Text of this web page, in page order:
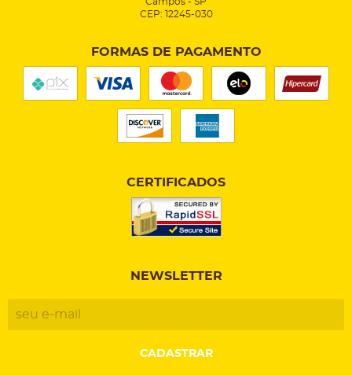
CEP: 12245-030
FORMAS DE PAGAMENTO
CERTIFICADOS
NEWSLETTER
CADASTRAR